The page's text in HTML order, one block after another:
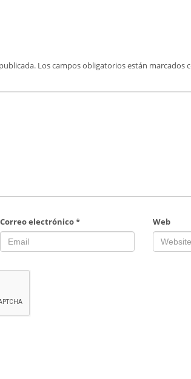
Los campos obligatorios están marcados
Correo electrónico* Web